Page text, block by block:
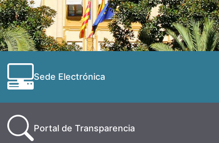
Sede Electrónica
Portal de Transparencia